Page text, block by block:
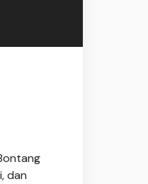
dan